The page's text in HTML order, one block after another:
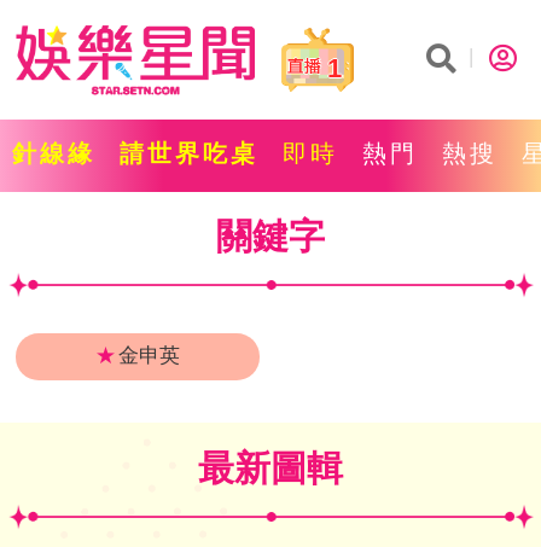
1
針線緣 請世界吃桌 即時 熱門 熱搜
關鍵字
★金申英
最新圖輯